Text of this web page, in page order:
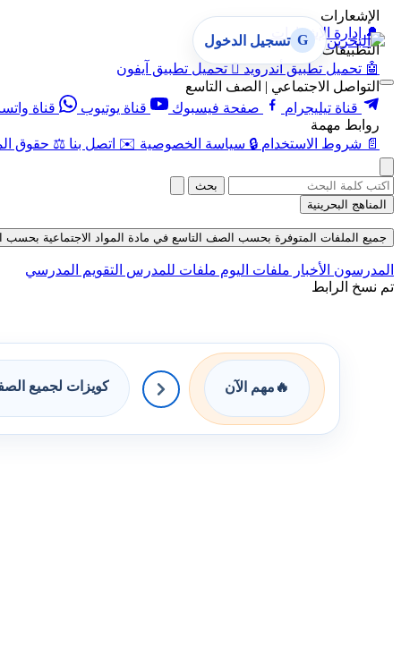
الإشعارات
🔔 إدارة الإشعارات
التطبيقات
🤖 تحميل تطبيق أندرويد  تحميل تطبيق آيفون
التواصل الاجتماعي | الصف التاسع
قناة تيليجرام
صفحة فيسبوك قناة يوتيوب قناة
روابط مهمة
📄 شروط الاستخدام 🔒 سياسة الخصوصية ✉️ اتصل بنا ⚖️ حقوق
G تسجيل الدخول
بحث
المناهج البحرينية
جميع الملفات المتوفرة بحسب الصف التاسع في مادة المواد الاجتماعية بحسب
المدرسون الأخبار ملفات اليوم ملفات للمدرس التقويم المدرسي
تم نسخ الرابط
🔥 مهم الآن كويزات لجميع